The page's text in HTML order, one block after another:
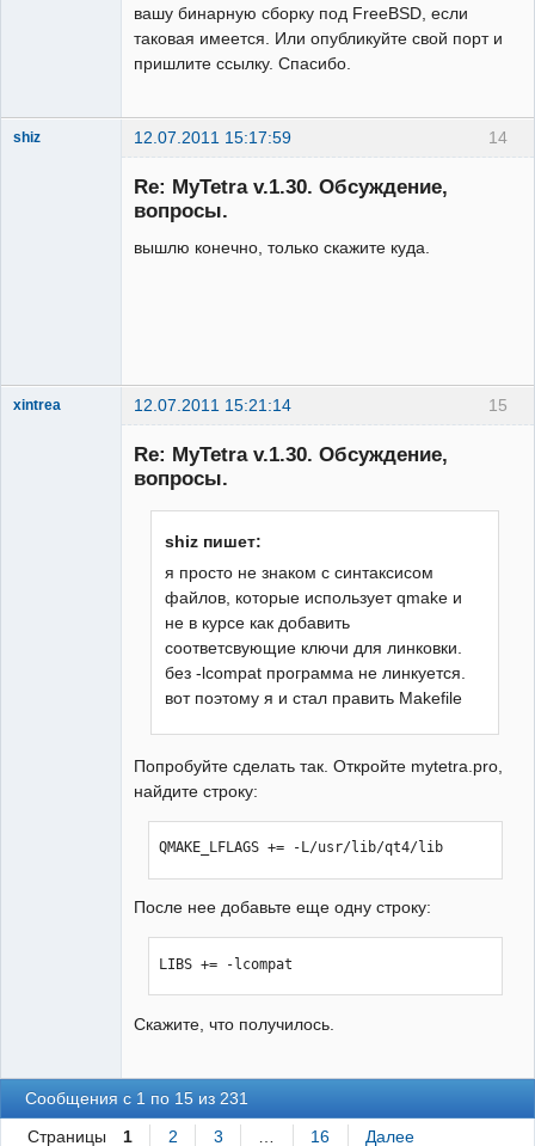
вашу бинарную сборку под FreeBSD, если
таковая имеется. Или опубликуйте свой порт и
пришлите ссылку. Спасибо.
14
shiz 12.07.2011 15:17:59
Re: MyTetra v.1.30. Обсуждение,
вопросы.
вышлю конечно, только скажите куда.
15
xintrea 12.07.2011 15:21:14
Re: MyTetra v.1.30. Обсуждение,
вопросы.
shiz пишет:
я просто не знаком с синтаксисом
файлов, которые использует qmake и
не в курсе как добавить
соответсвующие ключи для линковки.
без -lcompat программа не линкуется.
вот поэтому я и стал править Makefile
Попробуйте сделать так. Откройте mytetra.pro,
найдите строку:
QMAKE_LFLAGS += -L/usr/lib/qt4/lib
После нее добавьте еще одну строку:
LIBS += -lcompat
Скажите, что получилось.
Сообщения с 1 по 15 из 231
Страницы 1 2 3 16 Далее